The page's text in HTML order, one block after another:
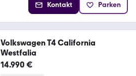
Kontakt Parken
Volkswagen T4 California
Westfalia
14.990 €